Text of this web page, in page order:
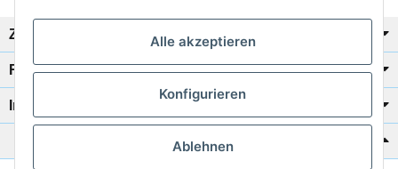
Alle akzeptieren
Konfigurieren
Ablehnen
Zahlung/Versand
Rechtliches
Informationen
Katalog zur Hand?